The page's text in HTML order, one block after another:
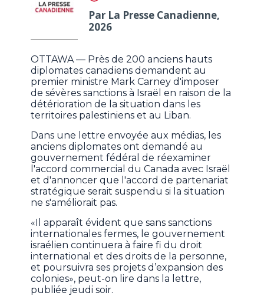
Par La Presse Canadienne,
2026
OTTAWA — Près de 200 anciens hauts
diplomates canadiens demandent au
premier ministre Mark Carney d'imposer
de sévères sanctions à Israël en raison de la
détérioration de la situation dans les
territoires palestiniens et au Liban.
Dans une lettre envoyée aux médias, les
anciens diplomates ont demandé au
gouvernement fédéral de réexaminer
l'accord commercial du Canada avec Israël
et d'annoncer que l'accord de partenariat
stratégique serait suspendu si la situation
ne s'améliorait pas.
«Il apparaît évident que sans sanctions
internationales fermes, le gouvernement
israélien continuera à faire fi du droit
international et des droits de la personne,
et poursuivra ses projets d’expansion des
colonies», peut-on lire dans la lettre,
publiée jeudi soir.